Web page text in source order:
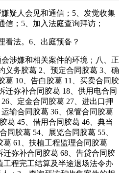
疑人会见和通信；5、发觉收集
；5、加入法庭查询拜访；
法。6、出庭预备？
涉嫌和相关案件的环境；八、正
义务胶葛 2、预定合同胶葛 3、确
葛 10、告白胶葛 11、买卖合同胶
迁弥补合同胶葛 18、供用电合同
、定金合同胶葛 27、进出口押
输合同胶葛 36、保管合同胶葛
葛 45、借用合同胶葛 46、典当
胶葛 54、展览合同胶葛 55、
61、扶植工程监理合同胶葛
弥补合同胶葛 68、告贷合同胶
工程完工结算及半途退场法令办